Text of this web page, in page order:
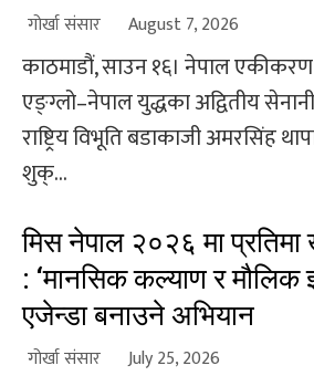
गोर्खा संसार August 7, 2026
काठमाडौं, साउन १६। नेपाल
एङ्ग्लो–नेपाल युद्धका अद्वितीय
राष्ट्रिय विभूति बडाकाजी अमरसिंह
शुक्...
मिस नेपाल २०२६ मा
: ‘मानसिक कल्याण र मौलिक
एजेन्डा बनाउने अभियान
गोर्खा संसार July 25, 2026